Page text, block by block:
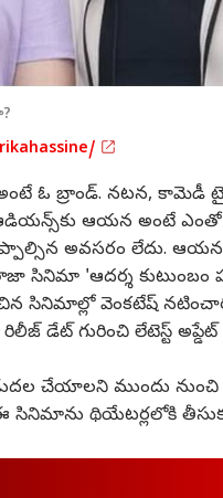
అంటే ఓ బ్రాండ్. నటన,
ఆడియన్స్‌కు ఆయన అంటే
చెప్పాల్సిన అవసరం లేదు.
సినిమా 'ఆదర్శ కుటుంబం
సినిమాల్లో వెంకటేష్
డేట్ గురించి లేటెస్ట్
చేయాలని ముందు నుంచి
సినిమాను థియేటర్లలోకి